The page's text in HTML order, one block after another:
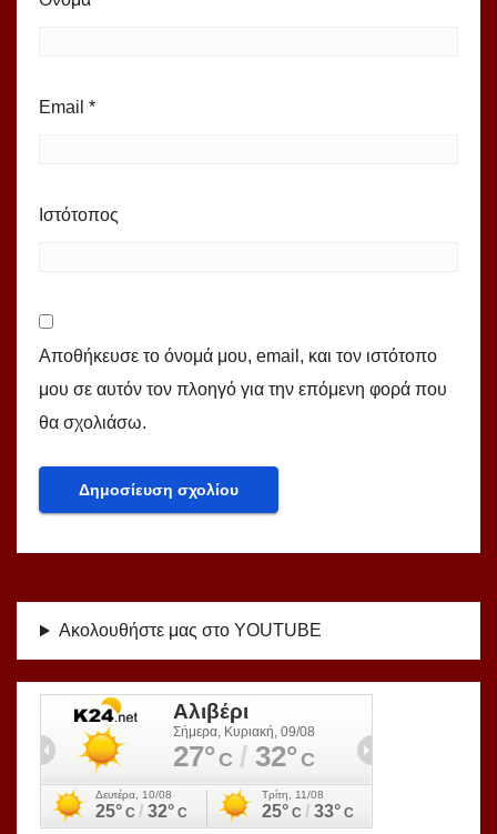
Email *
Ιστότοπος
Αποθήκευσε το όνομά μου, email, και τον ιστότοπο
μου σε αυτόν τον πλοηγό για την επόμενη φορά που
θα σχολιάσω.
Ακολουθήστε μας στο YOUTUBE